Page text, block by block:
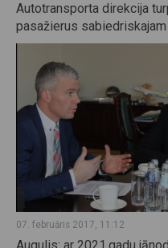
Autotransporta direkcija
pasažierus
07. februāris 2017, 11:12